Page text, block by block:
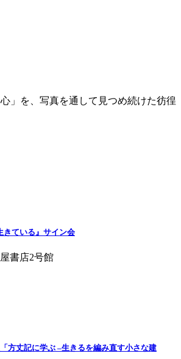
」を、写真を通して見つめ続けた彷徨
きている』サイン会
書店2号館
方丈記に学ぶ –生きるを編み直す小さな建